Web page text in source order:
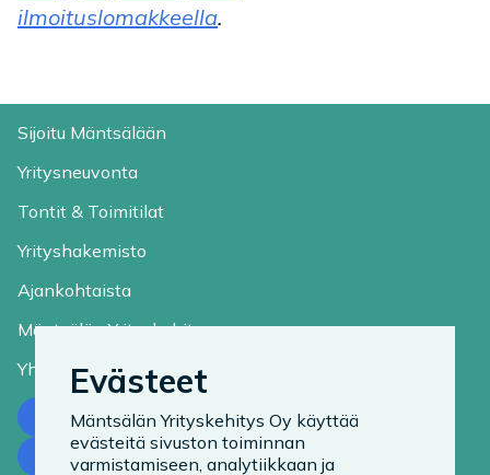
ilmoituslomakkeella.
Sijoitu Mäntsälään
Yritysneuvonta
Tontit & Toimitilat
Yrityshakemisto
Ajankohtaista
Mäntsälän Yrityskehitys
Yhteystiedot
Ota yhteyttä
Tilaa uutiskirje
Evästeet
Mäntsälän Yrityskehitys Oy käyttää
evästeitä sivuston toiminnan
varmistamiseen, analytiikkaan ja